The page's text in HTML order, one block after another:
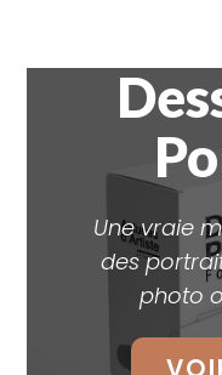
Une vraie
des
photo